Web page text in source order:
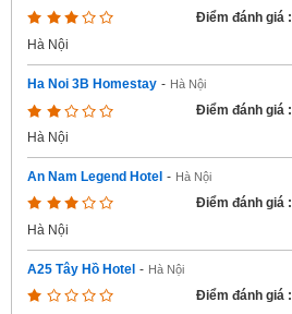
Điểm đánh giá :
Hà Nội
Ha Noi 3B Homestay - Hà Nội
Điểm đánh giá :
Hà Nội
An Nam Legend Hotel - Hà Nội
Điểm đánh giá :
Hà Nội
A25 Tây Hồ Hotel - Hà Nội
Điểm đánh giá :